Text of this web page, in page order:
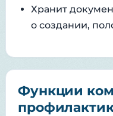
Хранит
о создании,
Функции